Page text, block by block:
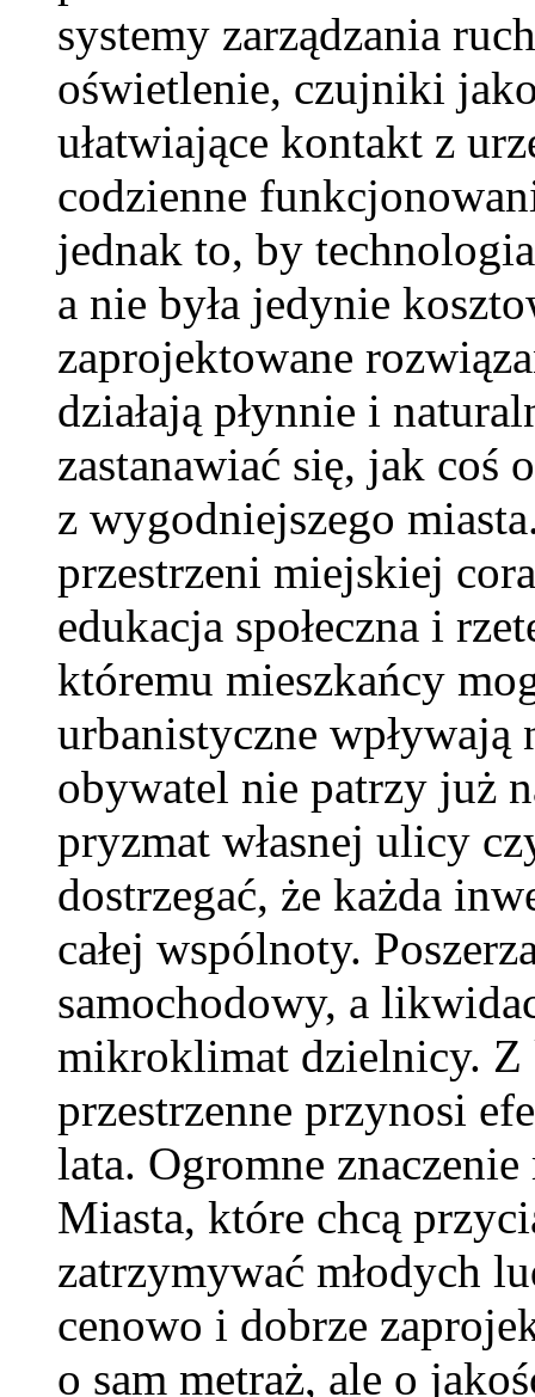
systemy zarządzania
oświetlenie, czujniki
ułatwiające kontakt z
codzienne
jednak to, by
a nie była jedynie
zaprojektowane
działają płynnie i
zastanawiać się, jak coś
z wygodniejszego
przestrzeni miejskiej
edukacja społeczna i
któremu mieszkańcy
urbanistyczne
obywatel nie patrzy już
pryzmat własnej ulicy
dostrzegać, że każda
całej wspólnoty.
samochodowy, a
mikroklimat dzielnicy. Z
przestrzenne przynosi
lata. Ogromne
Miasta, które chcą
zatrzymywać młodych
cenowo i dobrze
o sam metraż, ale o